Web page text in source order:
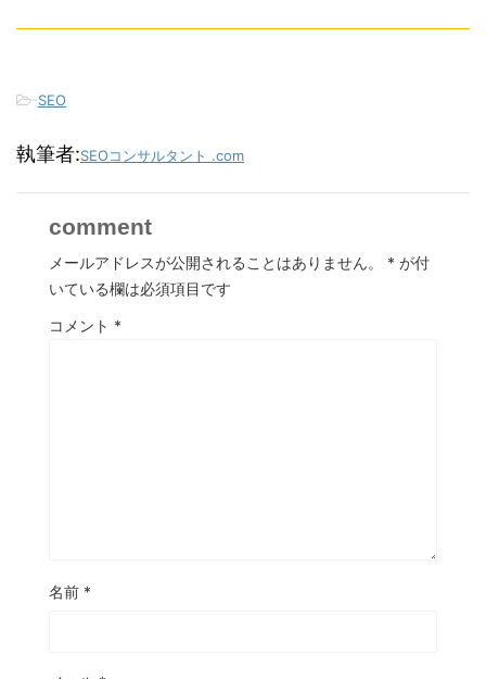
-SEO
執筆者:SEOコンサルタント .com
comment
メールアドレスが公開されることはありません。 * が付
いている欄は必須項目です
コメント *
名前 *